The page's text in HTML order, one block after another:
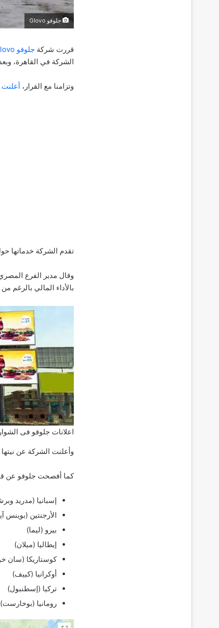
جلوفو Glovo
قررت شركة جلوفو Glovo
الشركة في القاهرة،
وتزامنا مع القرار، أعلنت
تقدم الشركة خدماتها حول العالم لأكثر من 5.5 مليون مستخدم
وقال مدير الفرع
بالأداء المالي بالرغم
اعلانات جلوفو فى
وأعلنت الشركة عن
كما أفصحت جلوفو عن
إسبانيا (مدريد
الأرجنتين (بوينس
بيرو (ليما)
إيطاليا (ميلان)
كوستاريكا (سان
أوكرانيا (كييف)
تركيا (إسطنبول)
رومانيا (بوخارست)